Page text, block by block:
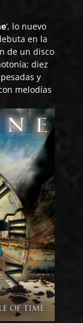
‘, lo nuevo
en la
de un disco
diez
y
melodías